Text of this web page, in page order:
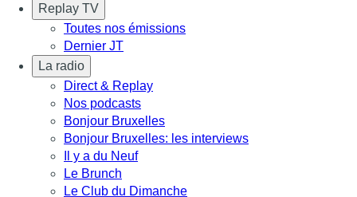
Replay TV
Toutes nos émissions
Dernier JT
La radio
Direct & Replay
Nos podcasts
Bonjour Bruxelles
Bonjour Bruxelles: les interviews
Il y a du Neuf
Le Brunch
Le Club du Dimanche